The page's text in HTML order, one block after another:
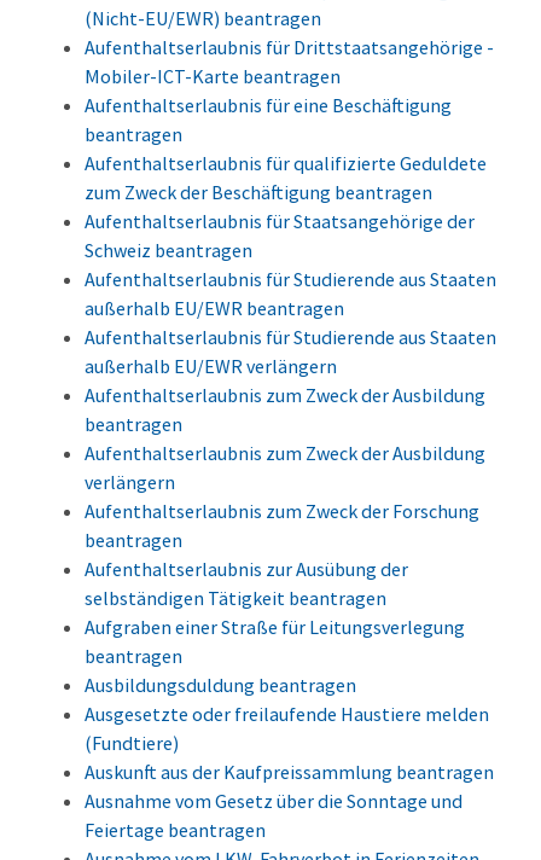
(Nicht-EU/EWR) beantragen
Aufenthaltserlaubnis für Drittstaatsangehörige -
Mobiler-ICT-Karte beantragen
Aufenthaltserlaubnis für eine Beschäftigung
beantragen
Aufenthaltserlaubnis für qualifizierte Geduldete
zum Zweck der Beschäftigung beantragen
Aufenthaltserlaubnis für Staatsangehörige der
Schweiz beantragen
Aufenthaltserlaubnis für Studierende aus Staaten
außerhalb EU/EWR beantragen
Aufenthaltserlaubnis für Studierende aus Staaten
außerhalb EU/EWR verlängern
Aufenthaltserlaubnis zum Zweck der Ausbildung
beantragen
Aufenthaltserlaubnis zum Zweck der Ausbildung
verlängern
Aufenthaltserlaubnis zum Zweck der Forschung
beantragen
Aufenthaltserlaubnis zur Ausübung der
selbständigen Tätigkeit beantragen
Aufgraben einer Straße für Leitungsverlegung
beantragen
Ausbildungsduldung beantragen
Ausgesetzte oder freilaufende Haustiere melden
(Fundtiere)
Auskunft aus der Kaufpreissammlung beantragen
Ausnahme vom Gesetz über die Sonntage und
Feiertage beantragen